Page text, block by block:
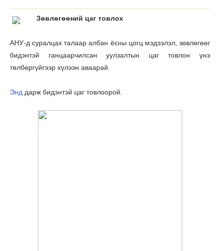
Зѳвлѳгѳѳний цаг товлох
АНУ-д суралцах талаар албан ёсны цогц мэдээлэл, зөвлөгөөг
бидэнтэй ганцаарчилсан уулзалтын цаг товлон үнэ
тѳлбѳргүйгээр хүлээн аваарай.
Энд дарж бидэнтэй цаг товлоорой.